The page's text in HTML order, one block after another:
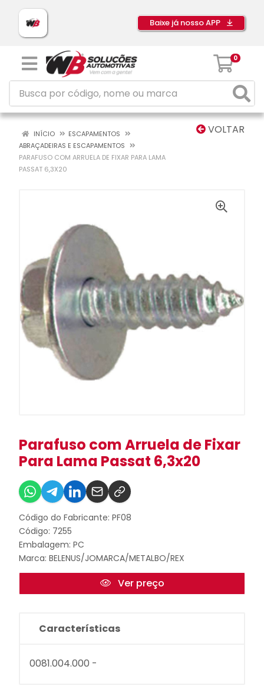
Baixe já nosso APP
0
VOLTAR
INÍCIO
ESCAPAMENTOS
ABRAÇADEIRAS E ESCAPAMENTOS
PARAFUSO COM ARRUELA DE FIXAR PARA LAMA
PASSAT 6,3X20
Parafuso com Arruela de Fixar
Para Lama Passat 6,3x20
Código do Fabricante: PF08
Código: 7255
Embalagem: PC
Marca: BELENUS/JOMARCA/METALBO/REX
Ver preço
Características
0081.004.000 -